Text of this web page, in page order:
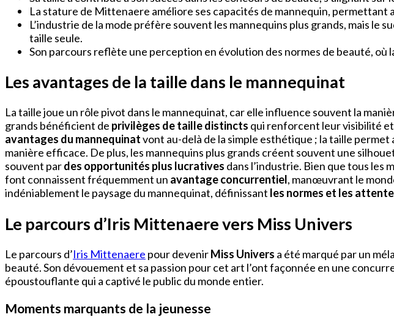
La stature de Mittenaere améliore ses capacités de mannequin, permettant
L’industrie de la mode préfère souvent les mannequins plus grands, mais
taille seule.
Son parcours reflète une perception en évolution des normes de beauté,
Les avantages de la taille dans le mannequinat
La taille joue un rôle pivot dans le mannequinat, car elle influence souvent la
grands bénéficient de privilèges de taille distincts qui renforcent leur visibilité
avantages du mannequinatvont au-delà de la simple esthétique ; la taille
manière efficace. De plus, les mannequins plus grands créent souvent une
souvent pardes opportunités plus lucratives dans l’industrie. Bien que tous les
font connaissent fréquemment un avantage concurrentiel, manœuvrant le
indéniablement le paysage du mannequinat, définissant les normes et les
Le parcours d’Iris Mittenaere vers Miss Univers
Le parcours d’Iris Mittenaere pour devenirMiss Univers a été marqué par un
beauté. Son dévouement et sa passion pour cet art l’ont façonnée en une
époustouflante qui a captivé le public du monde entier.
Moments marquants de la jeunesse